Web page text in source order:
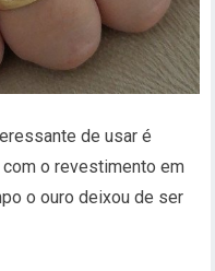
de usar é
com o revestimento em
o ouro deixou de ser